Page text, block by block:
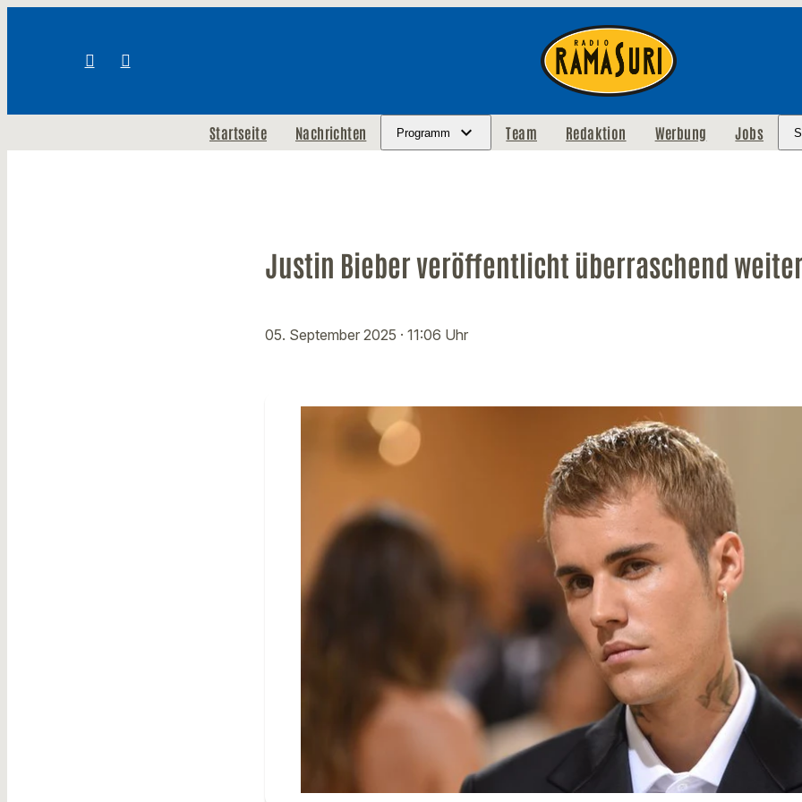
Startseite Nachrichten Programm Team Redaktion Werbung Jobs
Justin Bieber veröffentlicht überraschend
05. September 2025 · 11:06 Uhr